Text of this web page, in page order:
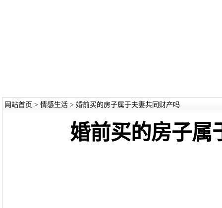
网站首页 > 情感生活> 婚前买的房子属于夫妻共同财产吗
婚前买的房子属